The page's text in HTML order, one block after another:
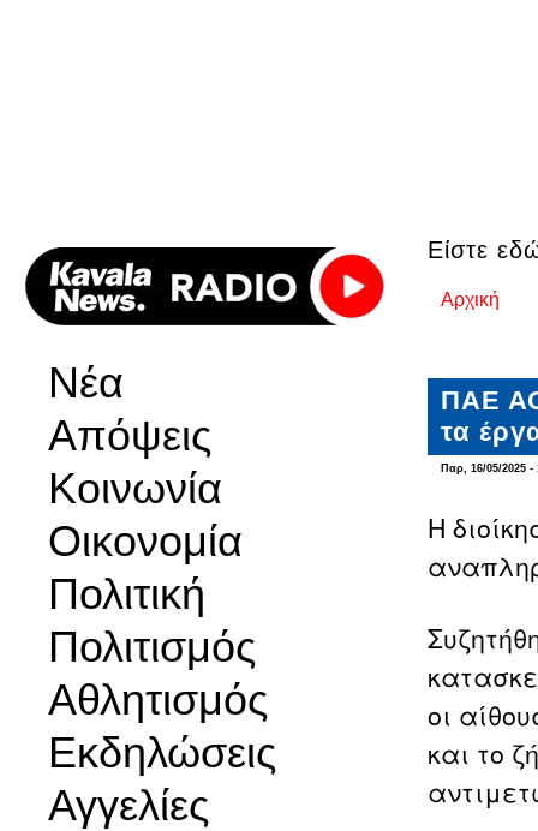
Νέα
Απόψεις
Κοινωνία
Οικονομία
Πολιτική
Πολιτισμός
Αθλητισμός
Εκδηλώσεις
Αγγελίες
Είστε
Αρχική
ΠΑΕ
τα
Παρ, 16/05/2025 -
Η
οι
και το